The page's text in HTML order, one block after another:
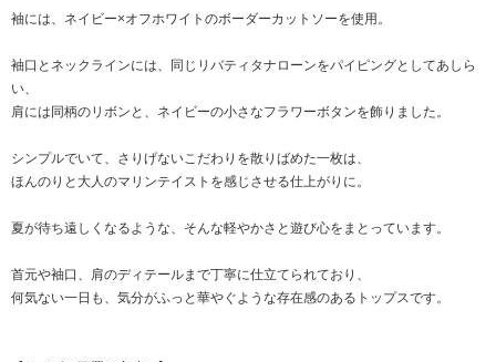
袖には、ネイビー×オフホワイトのボーダーカットソーを使用。
袖口とネックラインには、同じリバティタナローンをパイピングとしてあしら
い、
肩には同柄のリボンと、ネイビーの小さなフラワーボタンを飾りました。
シンプルでいて、さりげないこだわりを散りばめた一枚は、
ほんのりと大人のマリンテイストを感じさせる仕上がりに。
夏が待ち遠しくなるような、そんな軽やかさと遊び心をまとっています。
首元や袖口、肩のディテールまで丁寧に仕立てられており、
何気ない一日も、気分がふっと華やぐような存在感のあるトップスです。